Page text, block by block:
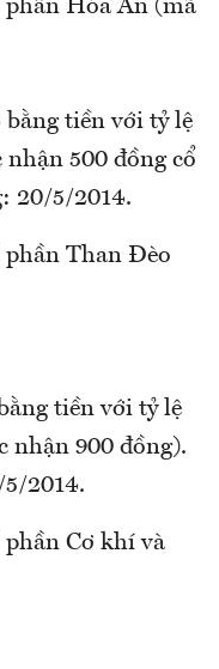
phần Hóa An (mã
tiền với tỷ lệ
nhận 500 đồng cổ
20/5/2014.
phần Than Đèo
tiền với tỷ lệ
nhận 900 đồng).
2014.
phần Cơ khí và